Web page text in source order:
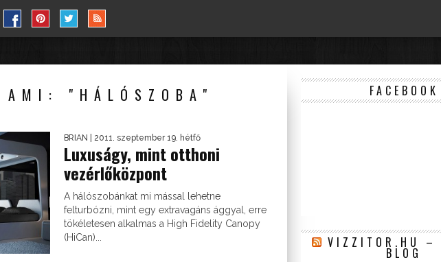
AMI: "HÁLÓSZOBA"
BRIAN | 2011. szeptember 19. hétfő
Luxuságy, mint otthoni
vezérlőközpont
A hálószobánkat mi mással lehetne
felturbózni, mint egy extravagáns ággyal, erre
tökéletesen alkalmas a High Fidelity Canopy
(HiCan)...
FACEBOOK
VIZZITOR.HU –
BLOG